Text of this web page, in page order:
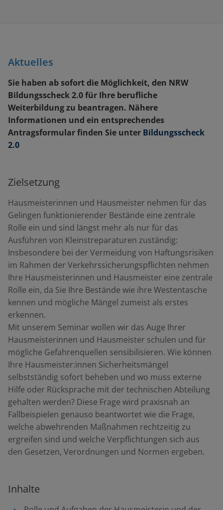
Aktuelles
Sie haben ab sofort die Möglichkeit, den NRW
Bildungsscheck 2.0 für Ihre berufliche
Weiterbildung zu beantragen. Nähere
Informationen und ein entsprechendes
Antragsformular finden Sie unter Bildungsscheck
2.0
Zielsetzung
Hausmeisterinnen und Hausmeister nehmen für das
Gelingen funktionierender Bestände eine zentrale
Rolle ein und sind längst mehr als nur für das
Ausführen von Kleinstreparaturen zuständig:
Insbesondere bei der Vermeidung von Haftungsrisiken
im Rahmen der Verkehrssicherungspflichten nehmen
Ihre Hausmeisterinnen und Hausmeister eine zentrale
Rolle ein, da Sie Ihre Bestände wie ihre Westentasche
kennen und mögliche Mängel zumeist als erstes
erkennen.
Mit unserem Seminar wollen wir das Auge Ihrer
Hausmeisterinnen und Hausmeister schulen und für
mögliche Gefahrenquellen sensibilisieren. Wie können
Ihre Hausmeister:innen Sicherheitsmängel
selbstständig sofort beheben und wo muss externe
Hilfe oder Rücksprache mit der technischen Abteilung
gehalten werden? Diese Frage wird praxisnah an
Fallbeispielen genauso beantwortet wie die Frage,
welche abwehrenden Maßnahmen rechtzeitig zu
ergreifen sind und welche Verpflichtungen sich aus
den Gesetzen, Verordnungen und Normen ergeben.
Inhalte